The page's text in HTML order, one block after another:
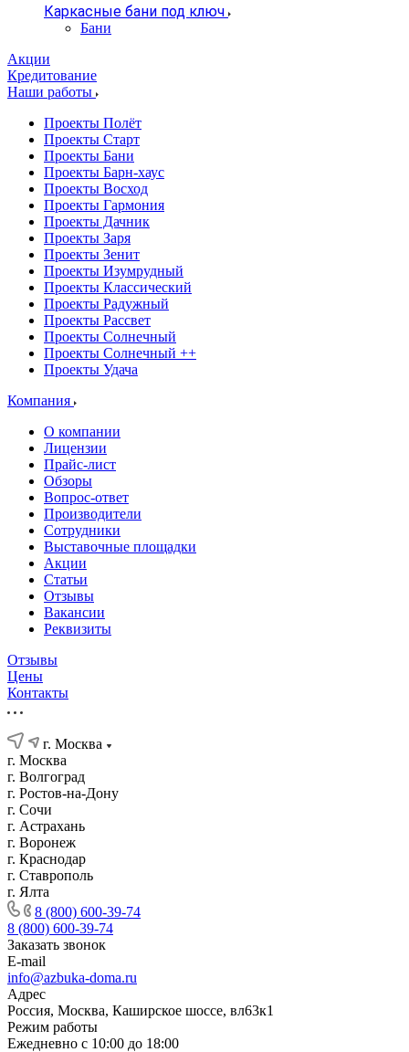
Каркасные бани под ключ
Бани
Акции
Кредитование
Наши работы
Проекты Полёт
Проекты Старт
Проекты Бани
Проекты Барн-хаус
Проекты Восход
Проекты Гармония
Проекты Дачник
Проекты Заря
Проекты Зенит
Проекты Изумрудный
Проекты Классический
Проекты Радужный
Проекты Рассвет
Проекты Солнечный
Проекты Солнечный ++
Проекты Удача
Компания
О компании
Лицензии
Прайс-лист
Обзоры
Вопрос-ответ
Производители
Сотрудники
Выставочные площадки
Акции
Статьи
Отзывы
Вакансии
Реквизиты
Отзывы
Цены
Контакты
г. Москва
г. Москва
г. Волгоград
г. Ростов-на-Дону
г. Сочи
г. Астрахань
г. Воронеж
г. Краснодар
г. Ставрополь
г. Ялта
8 (800) 600-39-74
8 (800) 600-39-74
Заказать звонок
E-mail
info@azbuka-doma.ru
Адрес
Россия, Москва, Каширское шоссе, вл63к1
Режим работы
Ежедневно с 10:00 до 18:00